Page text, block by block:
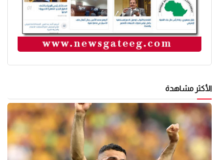
الأكثر مشاهدة